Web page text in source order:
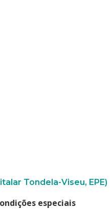
Tondela-Viseu, EPE)
especiais